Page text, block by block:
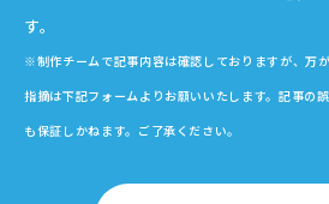
す。
※制作チームで記事内容は確認しておりますが、万
指摘は下記フォームよりお願いいたします。記事の
も保証しかねます。ご了承ください。